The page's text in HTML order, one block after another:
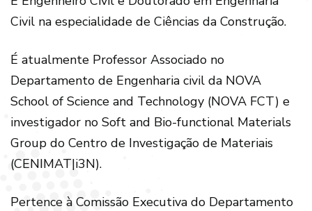
Civil na especialidade de Ciências da Construção.
É atualmente Professor Associado no
Departamento de Engenharia civil da NOVA
School of Science and Technology (NOVA FCT) e
investigador no Soft and Bio-functional Materials
Group do Centro de Investigação de Materiais
(CENIMAT|i3N).
Pertence à Comissão Executiva do Departamento